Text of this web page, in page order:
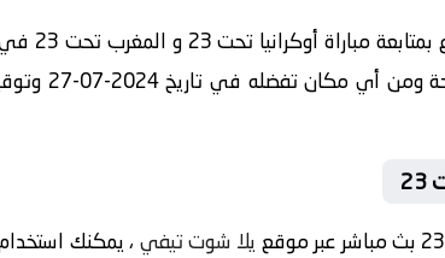
باختيار
يلا شوت تيفي